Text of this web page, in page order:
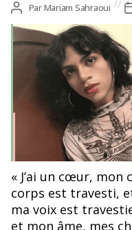
Auteur
de
l’article
ParMariam Sahraoui
« J’ai un cœur,
corps est travesti,
ma voix est
et mon âme, mes